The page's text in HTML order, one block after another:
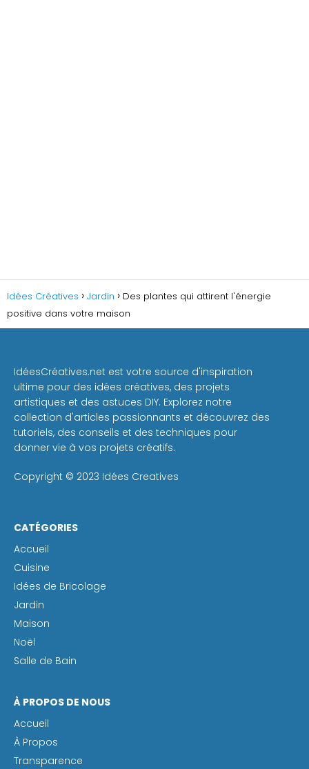
Idées Créatives Jardin
Des plantes qui attirent l'énergie
positive dans votre maison
IdéesCréatives.net est votre source d'inspiration
ultime pour des idées créatives, des projets
artistiques et des astuces DIY. Explorez notre
collection d'articles passionnants et découvrez des
tutoriels, des conseils et des techniques pour
donner vie à vos projets créatifs.
Copyright © 2023 Idées Creatives
CATÉGORIES
Accueil
Cuisine
Idées de Bricolage
Jardin
Maison
Noël
Salle de Bain
À PROPOS DE NOUS
Accueil
À Propos
Transparence